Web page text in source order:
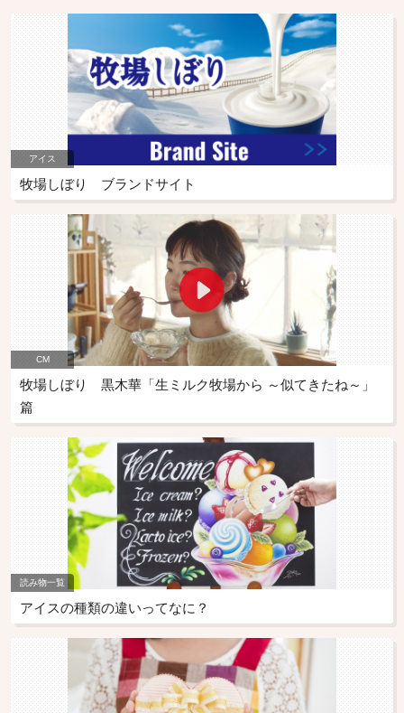
アイス
牧場しぼり ブランドサイト
CM
牧場しぼり 黒木華「生ミルク牧場から ～似てきたね～」
篇
読み物一覧
アイスの種類の違いってなに？